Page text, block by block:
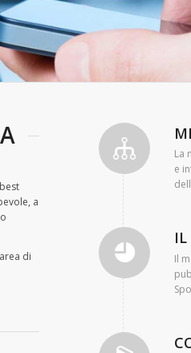
a
di
La
e
Il